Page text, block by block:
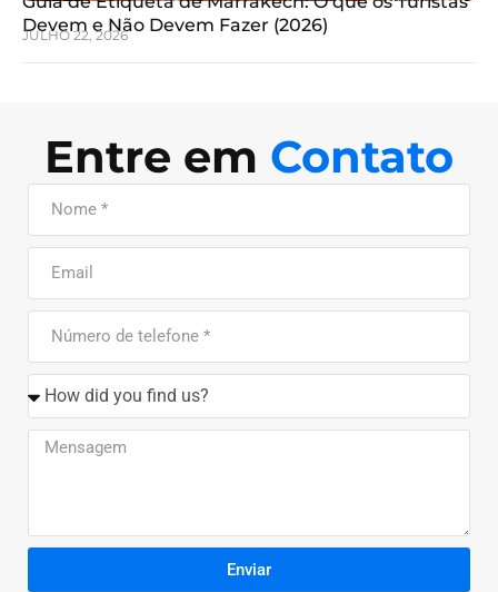
Devem e Não Devem Fazer (2026)
JULHO 22, 2026
Entre em Contato
Enviar